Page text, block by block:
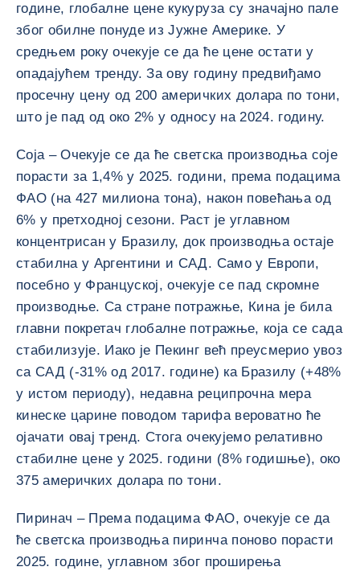
године, глобалне цене кукуруза су значајно пале
због обилне понуде из Јужне Америке. У
средњем року очекује се да ће цене остати у
опадајућем тренду. За ову годину предвиђамо
просечну цену од 200 америчких долара по тони,
што је пад од око 2% у односу на 2024. годину.
Соја – Очекује се да ће светска производња соје
порасти за 1,4% у 2025. години, према подацима
ФАО (на 427 милиона тона), након повећања од
6% у претходној сезони. Раст је углавном
концентрисан у Бразилу, док производња остаје
стабилна у Аргентини и САД. Само у Европи,
посебно у Француској, очекује се пад скромне
производње. Са стране потражње, Кина је била
главни покретач глобалне потражње, која се сада
стабилизује. Иако је Пекинг већ преусмерио увоз
са САД (-31% од 2017. године) ка Бразилу (+48%
у истом периоду), недавна реципрочна мера
кинеске царине поводом тарифа вероватно ће
ојачати овај тренд. Стога очекујемо релативно
стабилне цене у 2025. години (8% годишње), око
375 америчких долара по тони.
Пиринач – Према подацима ФАО, очекује се да
ће светска производња пиринча поново порасти
2025. године, углавном због проширења